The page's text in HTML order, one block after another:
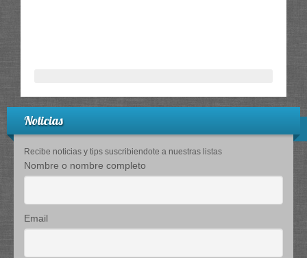
Noticias
Recibe noticias y tips suscribiendote a nuestras listas
Nombre o nombre completo
Email